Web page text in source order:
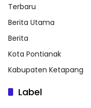
Terbaru
Berita Utama
Berita
Kota Pontianak
Kabupaten Ketapang
Label